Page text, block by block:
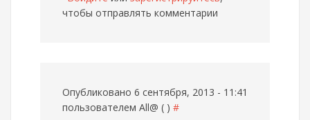
чтобы отправлять комментарии
Опубликовано 6 сентября, 2013 - 11:41
пользователем All@ ( ) #